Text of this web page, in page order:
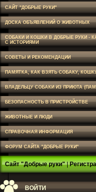
САЙТ "ДОБРЫЕ РУКИ"
ДОСКА ОБЪЯВЛЕНИЙ О ЖИВОТНЫХ
СОБАКИ И КОШКИ В ДОБРЫЕ РУКИ -
С ИСТОРИЯМИ
СОВЕТЫ И РЕКОМЕНДАЦИИ
ПАМЯТКА, КАК ВЗЯТЬ СОБАКУ,
ВЛАДЕЛЬЦУ СОБАКИ ИЗ ПРИЮТА
БЕЗОПАСНОСТЬ В ПРИСТРОЙСТВЕ
ЖИВОТНЫЕ И ЛЮДИ
СПРАВОЧНАЯ ИНФОРМАЦИЯ
ФОРУМ САЙТА "ДОБРЫЕ РУКИ"
Сайт "Добрые руки"|
ВОЙТИ